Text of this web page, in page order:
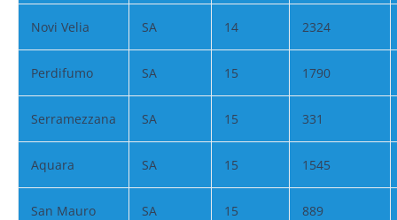
Novi Velia SA 14 2324
Perdifumo SA 15 1790
Serramezzana SA 15 331
Aquara SA 15 1545
San Mauro
SA 15 889